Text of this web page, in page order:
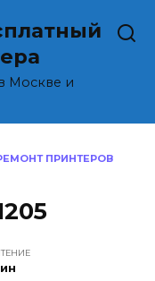
Москве и
ПРИНТЕРОВ